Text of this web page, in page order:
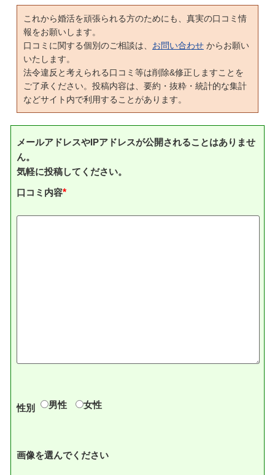
これから婚活を頑張られる方のためにも、真実の口コミ情
報をお願いします。
口コミに関する個別のご相談は、 お問い合わせ からお願い
いたします。
法令違反と考えられる口コミ等は削除&修正しますことを
ご了承ください。投稿内容は、要約・抜粋・統計的な集計
などサイト内で利用することがあります。
メールアドレスやIPアドレスが公開されることはありませ
ん。
気軽に投稿してください。
口コミ内容*
性別 男性 女性
画像を選んでください